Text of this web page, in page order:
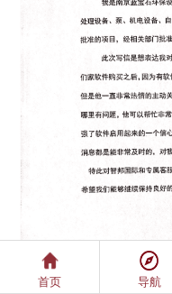
首页 导航